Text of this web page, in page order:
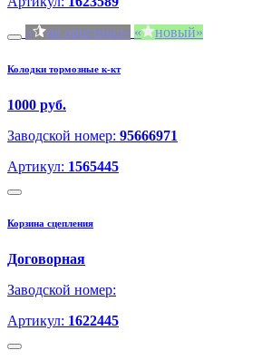
не оригинал
новый
Колодки тормозные к-кт
1000 руб.
Заводской номер: 95666971
Артикул: 1565445
Корзина сцепления
Договорная
Заводской номер:
Артикул: 1622445